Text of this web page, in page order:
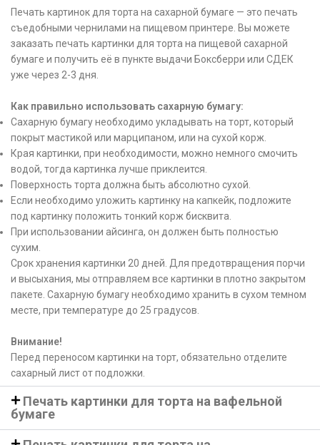
Печать картинок для торта на сахарной бумаге — это печать
съедобными чернилами на пищевом принтере. Вы можете
заказать печать картинки для торта на пищевой сахарной
бумаге и получить её в пункте выдачи Боксберри или СДЕК
уже через 2-3 дня.
Как правильно использовать сахарную бумагу:
Сахарную бумагу необходимо укладывать на торт, который
покрыт мастикой или марципаном, или на сухой корж.
Края картинки, при необходимости, можно немного смочить
водой, тогда картинка лучше приклеится.
Поверхность торта должна быть абсолютно сухой.
Если необходимо уложить картинку на капкейк, подложите
под картинку положить тонкий корж бисквита.
При использовании айсинга, он должен быть полностью
сухим.
Срок хранения картинки 20 дней. Для предотвращения порчи
и высыхания, мы отправляем все картинки в плотно закрытом
пакете. Сахарную бумагу необходимо хранить в сухом темном
месте, при температуре до 25 градусов.
Внимание!
Перед переносом картинки на торт, обязательно отделите
сахарный лист от подложки.
Печать картинки для торта на вафельной
бумаге